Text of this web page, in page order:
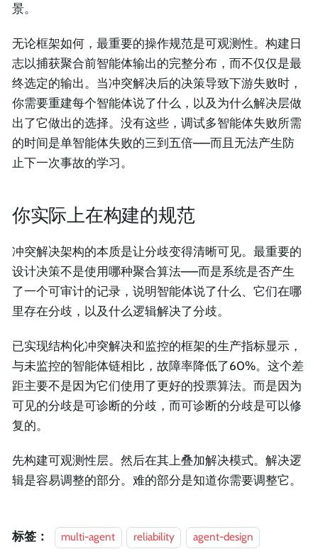
景。
无论框架如何，最重要的操作规范是可观测性。构建日
志以捕获聚合前智能体输出的完整分布，而不仅仅是最
终选定的输出。当冲突解决后的决策导致下游失败时，
你需要重建每个智能体说了什么，以及为什么解决层做
出了它做出的选择。没有这些，调试多智能体失败所需
的时间是单智能体失败的三到五倍——而且无法产生防
止下一次事故的学习。
你实际上在构建的规范
冲突解决架构的本质是让分歧变得清晰可见。最重要的
设计决策不是使用哪种聚合算法——而是系统是否产生
了一个可审计的记录，说明智能体说了什么、它们在哪
里存在分歧，以及什么逻辑解决了分歧。
已实现结构化冲突解决和监控的框架的生产指标显示，
与未监控的智能体链相比，故障率降低了60%。这个差
距主要不是因为它们使用了更好的投票算法。而是因为
可见的分歧是可诊断的分歧，而可诊断的分歧是可以修
复的。
先构建可观测性层。然后在其上叠加解决模式。解决逻
辑是容易调整的部分。难的部分是知道你需要调整它。
标签： multi-agent reliability
agent-design